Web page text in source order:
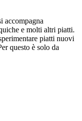
accompagna
e molti altri piatti.
piatti nuovi
questo è solo da